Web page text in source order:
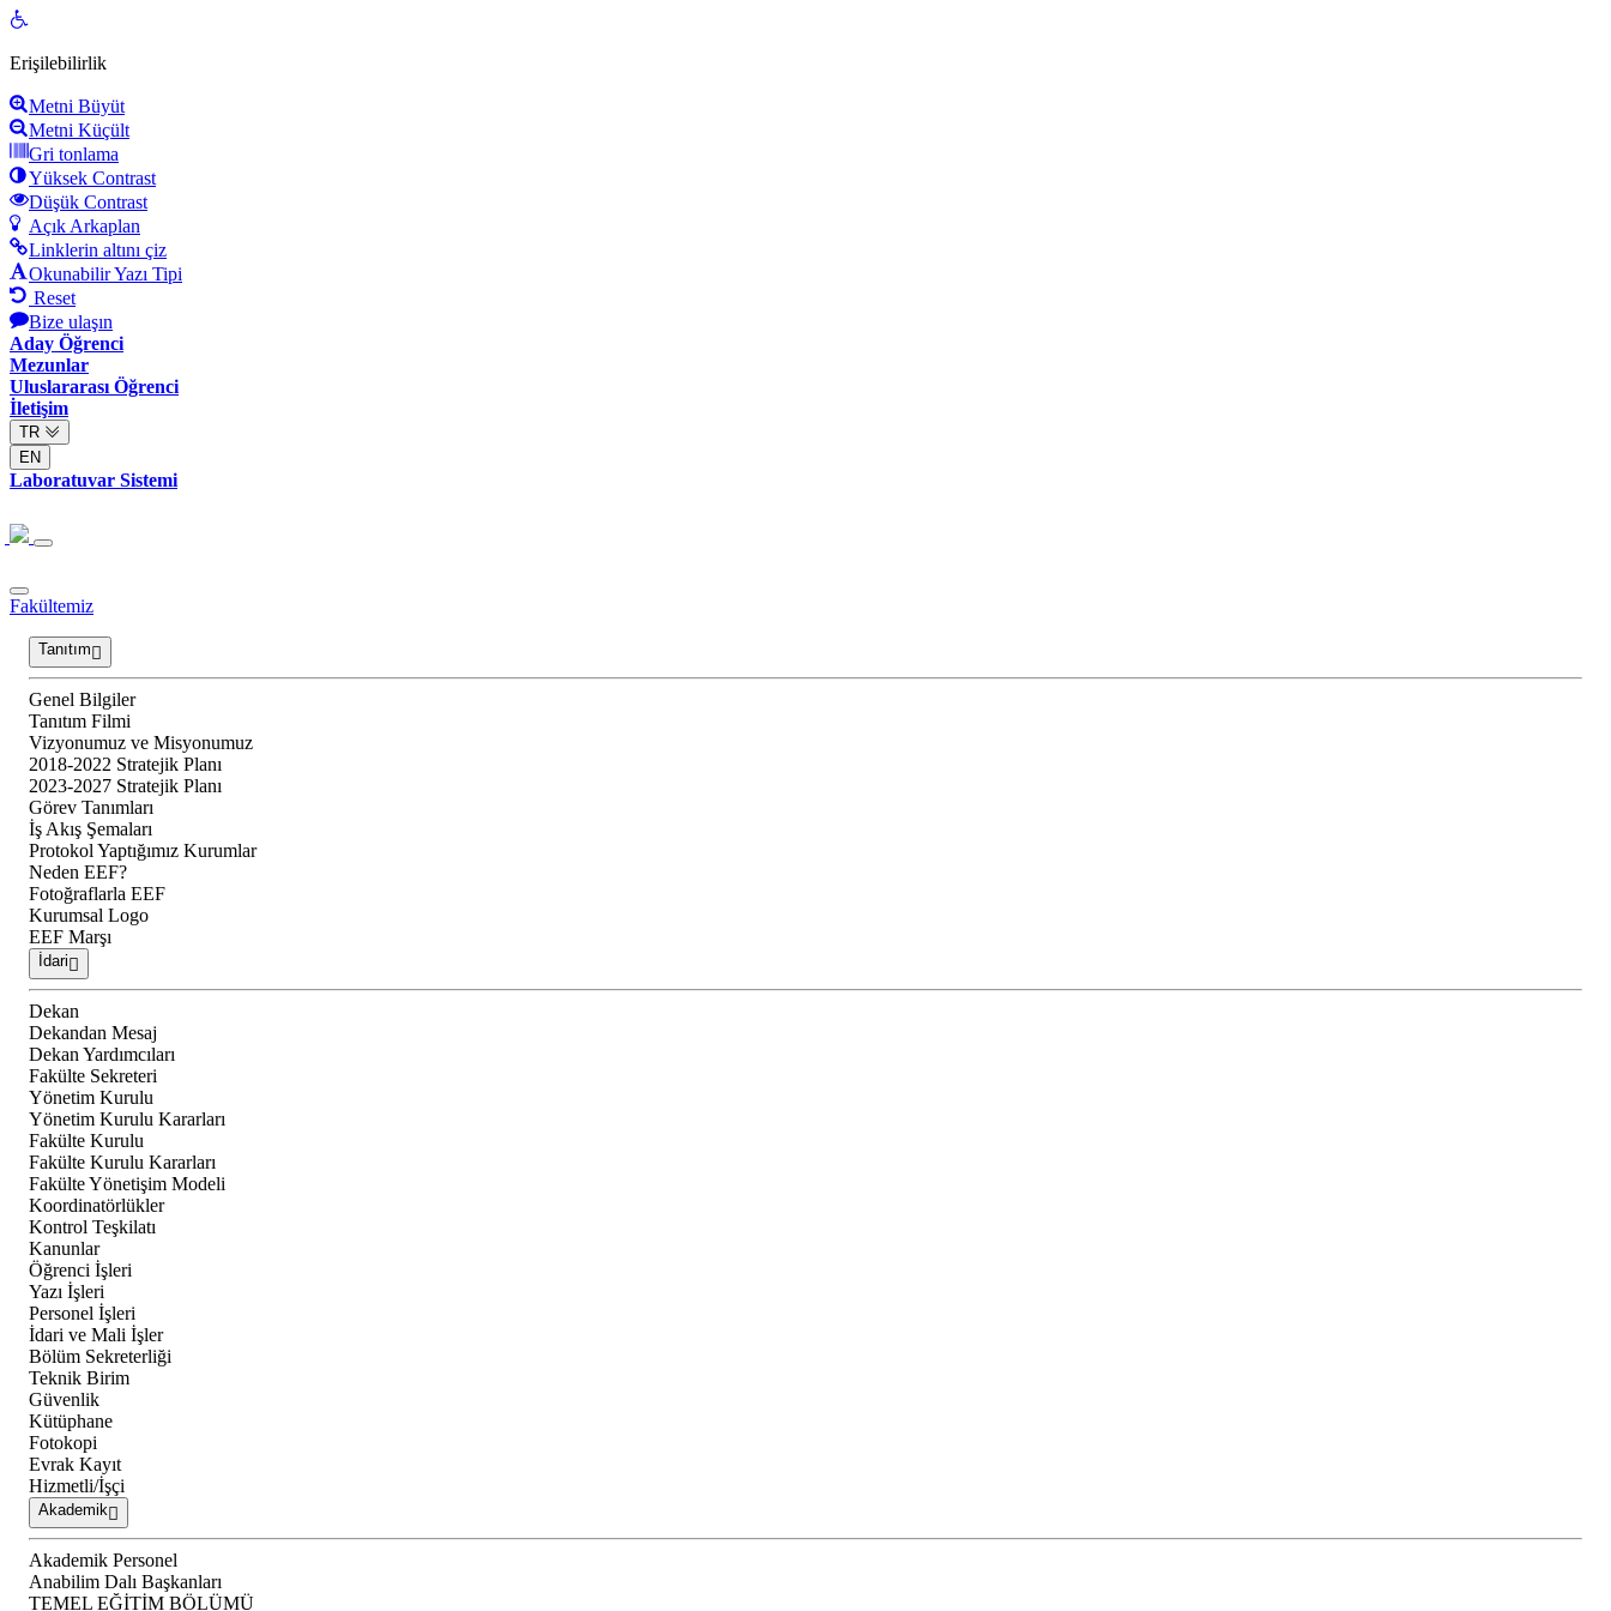
Open
Erişilebilirlik
Metni Büyüt
Metni Küçült
Gri tonlama
Yüksek Contrast
Düşük Contrast
Açık Arkaplan
Linklerin altını çiz
Okunabilir Yazı Tipi
Reset
Bize ulaşın
Aday Öğrenci
Mezunlar
Uluslararası Öğrenci
İletişim
TR
EN
Laboratuvar Sistemi
Fakültemiz
Tanıtım
Genel Bilgiler
Tanıtım Filmi
Vizyonumuz ve Misyonumuz
2018-2022 Stratejik Planı
2023-2027 Stratejik Planı
Görev Tanımları
İş Akış Şemaları
Protokol Yaptığımız Kurumlar
Neden EEF?
Fotoğraflarla EEF
Kurumsal Logo
EEF Marşı
İdari
Dekan
Dekandan Mesaj
Dekan Yardımcıları
Fakülte Sekreteri
Yönetim Kurulu
Yönetim Kurulu Kararları
Fakülte Kurulu
Fakülte Kurulu Kararları
Fakülte Yönetişim Modeli
Koordinatörlükler
Kontrol Teşkilatı
Kanunlar
Öğrenci İşleri
Yazı İşleri
Personel İşleri
İdari ve Mali İşler
Bölüm Sekreterliği
Teknik Birim
Güvenlik
Kütüphane
Fotokopi
Evrak Kayıt
Hizmetli/İşçi
Akademik
Akademik Personel
Anabilim Dalı Başkanları
TEMEL EĞİTİM BÖLÜMÜ